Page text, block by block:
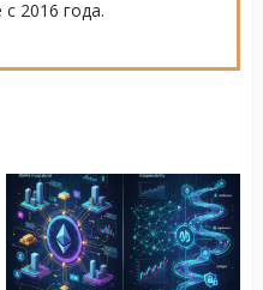
2016 года.